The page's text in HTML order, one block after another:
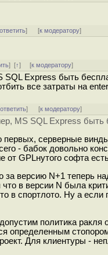
ответить] [к модератору]
][↑] [к модератору]
SQL Express быть
все затраты на
ответить] [к модератору]
MS SQL Express быть
серверные
- бабок довольно
от GPLнутого софта
за версию N+1 теперь
в версии N была
в спортлото. Ну а если
политика
определенным
Для клиентуры -